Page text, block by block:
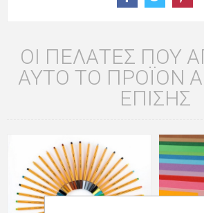
ΟΙ ΠΕΛΆΤΕΣ ΠΟΥ
ΑΥΤΌ ΤΟ ΠΡΟΪΌΝ
ΕΠΊΣΗΣ